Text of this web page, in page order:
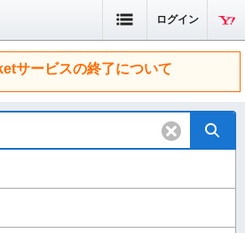
ログイン
サービスの終了について